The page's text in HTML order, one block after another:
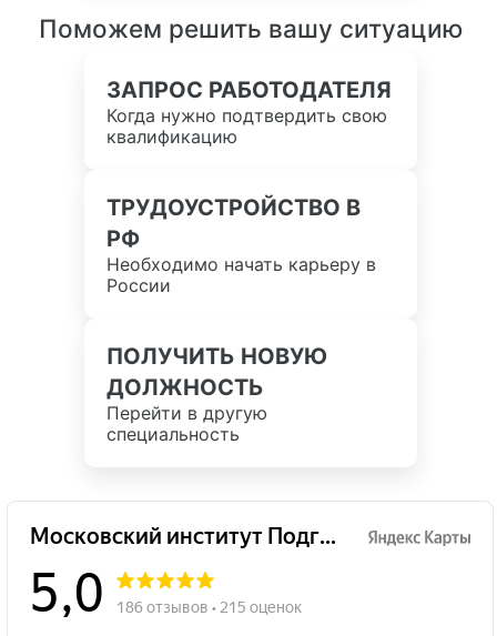
Поможем решить вашу ситуацию
ЗАПРОС РАБОТОДАТЕЛЯ
Когда нужно подтвердить свою
квалификацию
ТРУДОУСТРОЙСТВО В
РФ
Необходимо начать карьеру в
России
ПОЛУЧИТЬ НОВУЮ
ДОЛЖНОСТЬ
Перейти в другую
специальность